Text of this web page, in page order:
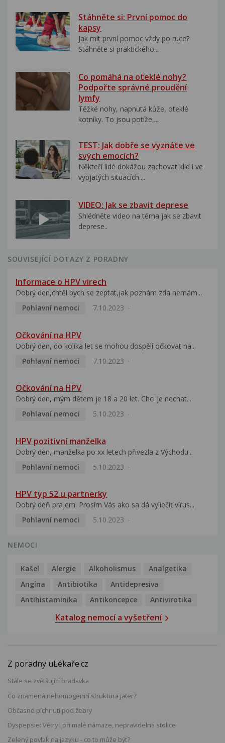
Stáhněte si: První pomoc do
kapsy
Jak mít první pomoc vždy po ruce?
Stáhněte si praktického...
Co pomáhá na oteklé nohy?
Podpořte správné proudění
lymfy
Těžké nohy, napnutá kůže, oteklé
kotníky. To jsou potíže,...
TEST: Jak dobře se vyznáte ve
svých emocích?
Někteří lidé dokážou zachovat klid i ve
vypjatých situacích....
VIDEO: Jak se zbavit deprese
Shlédněte video na téma jak se zbavit
deprese..
SOUVISEJÍCÍ DOTAZY Z PORADNY
Informace o HPV virech
Dobrý den,chtěl bych se zeptat,jak poznám zda nemám...
Pohlavní nemoci
7.10.2023
Očkování na HPV
Dobrý den, do kolika let se mohou dospělí očkovat na...
Pohlavní nemoci
7.10.2023
Očkování na HPV
Dobrý den, mým dětem je 18 a 20 let. Chci je nechat...
Pohlavní nemoci
5.10.2023
HPV pozitivní manželka
Dobrý den, manželka po xx letech přivezla z Východu...
Pohlavní nemoci
5.10.2023
HPV typ 52 u partnerky
Dobrý deň prajem. Prosím Vás ako sa dá vyliečiť vírus...
Pohlavní nemoci
5.10.2023
NEMOCI
Kašel Alergie Alkoholismus
Analgetika
Angína
Antibiotika
Antidepresiva
Antihistaminika
Antikoncepce Antivirotika
Katalog nemocí a vyšetření
Z poradny uLékaře.cz
Stále se zvětšující bradavka
Co znamená nehomogenní struktura jater?
Občasné píchnutí pod žebry
Dyspepsie: Větry i při malé námaze, nepravidelná stolice
Zelený povlak na jazyku - co to může být?